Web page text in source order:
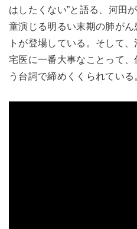
はしたくない”と語る、河田
童演じる明るい末期の肺が
トが登場している。そして
宅医に一番大事なことって
う台詞で締めくくられている